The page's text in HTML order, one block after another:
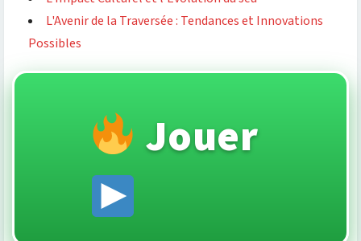
L'Avenir de la Traversée : Tendances et Innovations
Possibles
Jouer